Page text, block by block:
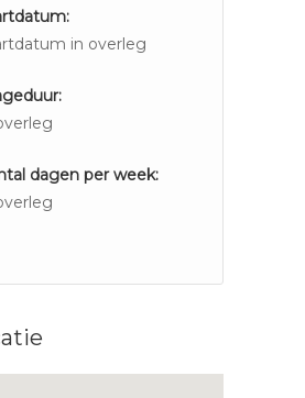
in overleg
dagen per week: